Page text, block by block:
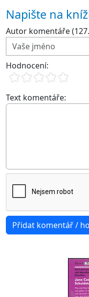
Napište na
Autor komentáře
Hodnocení:
Text komentáře: